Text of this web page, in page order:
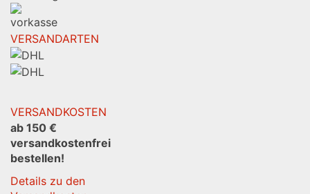
VERSANDARTEN
VERSANDKOSTEN
ab 150 €
versandkostenfrei
bestellen!
Details zu den